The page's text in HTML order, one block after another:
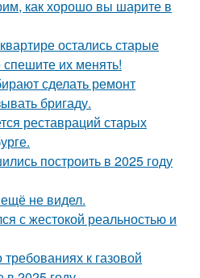
как хорошо вы шарите в
остались старые
их менять!
сделать ремонт
бригаду.
реставраций старых
построить в 2025 году
ещё не видел.
с жестокой реальностью и
к газовой